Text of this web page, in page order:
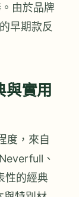
由於品牌
早期款反
實用
度，來自
、
性的經典